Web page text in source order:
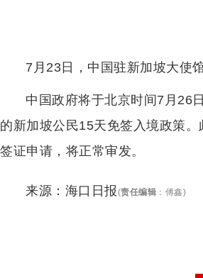
7月23日，中国驻新加坡大使
中国政府将于北京时间7月26
的新加坡公民15天免签入境政策
签证申请，将正常审发。
来源：海口日报(责任编辑 ： 傅鑫)